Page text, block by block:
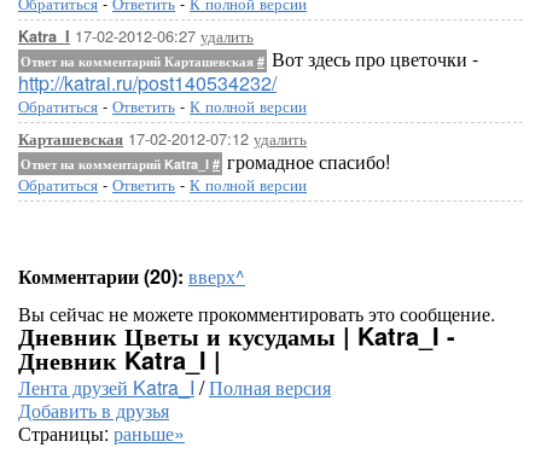
Katra_I 17-02-2012-06:27 удалить
Ответ на комментарий Карташевская # Вот здесь про цветочки -
http://katrai.ru/post140534232/
Обратиться - Ответить - К полной версии
Карташевская 17-02-2012-07:12 удалить
Ответ на комментарий Katra_I # громадное спасибо!
Обратиться - Ответить - К полной версии
Комментарии (20): вверх^
Вы сейчас не можете прокомментировать это сообщение.
Дневник Цветы и кусудамы | Katra_I -
Дневник Katra_I |
Лента друзей Katra_I /Полная версия
Добавить в друзья
Страницы: раньше»